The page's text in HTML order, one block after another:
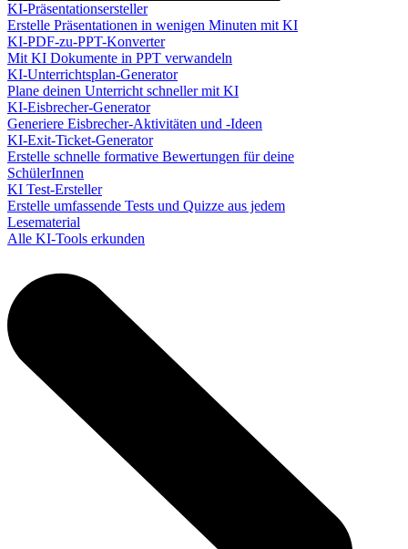
KI-Präsentationsersteller
Erstelle Präsentationen in wenigen Minuten mit KI
KI-PDF-zu-PPT-Konverter
Mit KI Dokumente in PPT verwandeln
KI-Unterrichtsplan-Generator
Plane deinen Unterricht schneller mit KI
KI-Eisbrecher-Generator
Generiere Eisbrecher-Aktivitäten und -Ideen
KI-Exit-Ticket-Generator
Erstelle schnelle formative Bewertungen für deine
SchülerInnen
KI Test-Ersteller
Erstelle umfassende Tests und Quizze aus jedem
Lesematerial
Alle KI-Tools erkunden